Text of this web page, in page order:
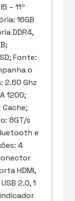
– 11º
16GB
DDR4,
Fonte:
o
2.60 Ghz
1200;
Cache;
8GT/s
e
4
HDMI,
2.0, 1